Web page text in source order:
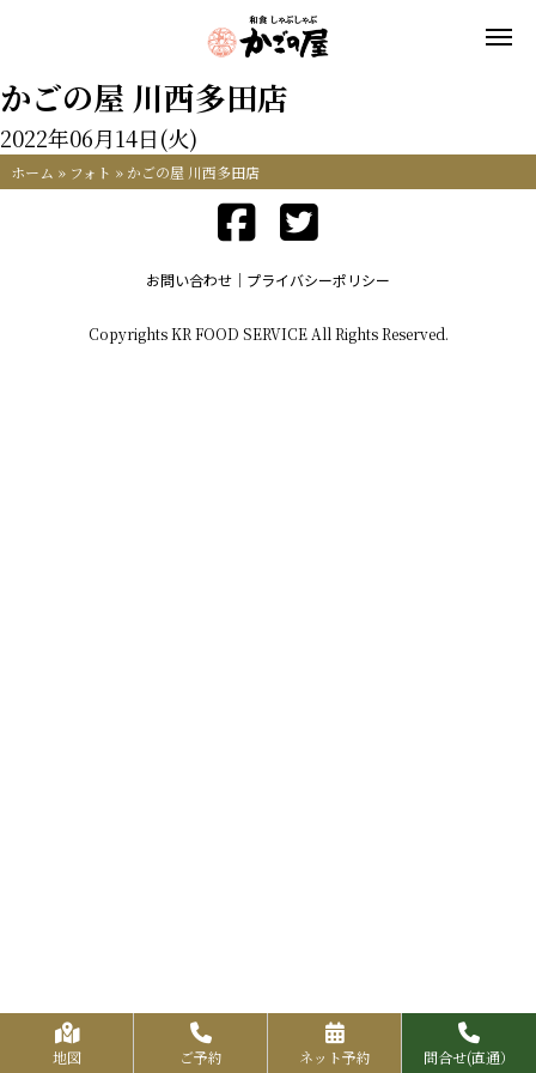
かごの屋 川西多田店
2022年06月14日(火)
ホーム » フォト » かごの屋 川西多田店
お問い合わせ プライバシーポリシー
Copyrights KR FOOD SERVICE All Rights Reserved.
地図 ご予約 ネット予約 問合せ(直通）